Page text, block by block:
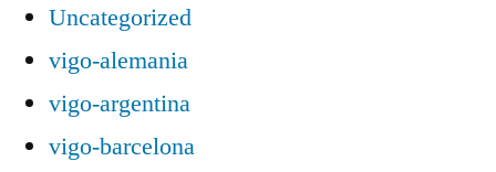
Uncategorized
vigo-alemania
vigo-argentina
vigo-barcelona